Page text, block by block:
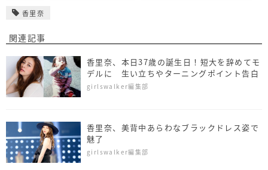
香里奈
関連記事
香里奈、本日37歳の誕生日！短大を辞めてモ
デルに 生い立ちやターニングポイント告白
girlswalker編集部
香里奈、美背中あらわなブラックドレス姿で
魅了
girlswalker編集部